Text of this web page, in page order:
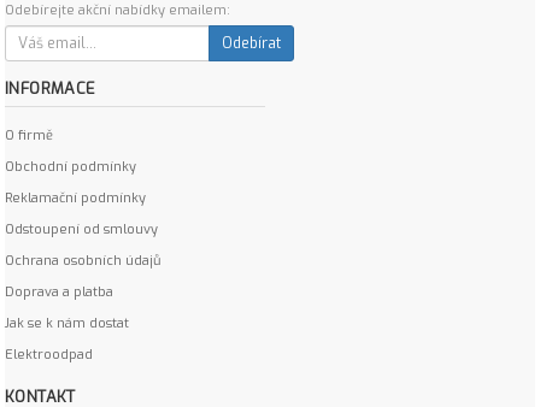
Odebírejte akční nabídky emailem:
Odebírat
INFORMACE
O firmě
Obchodní podmínky
Reklamační podmínky
Odstoupení od smlouvy
Ochrana osobních údajů
Doprava a platba
Jak se k nám dostat
Elektroodpad
KONTAKT